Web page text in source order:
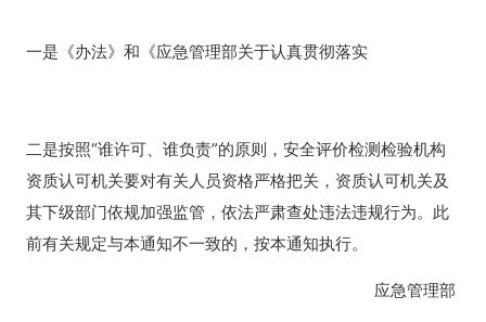
一是《办法》和《应急管理部关于认真贯彻落实
二是按照“谁许可、谁负责”的原则，安全评价检测检验机构
资质认可机关要对有关人员资格严格把关，资质认可机关及
其下级部门依规加强监管，依法严肃查处违法违规行为。此
前有关规定与本通知不一致的，按本通知执行。
应急管理部